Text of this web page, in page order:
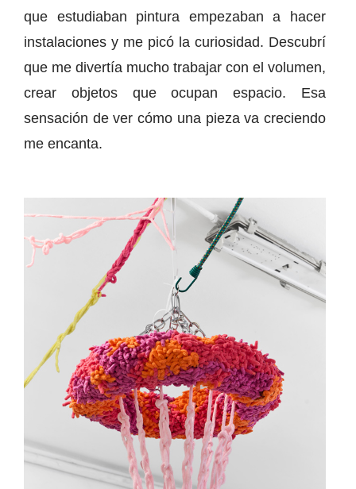
que estudiaban pintura empezaban a hacer
instalaciones y me picó la curiosidad. Descubrí
que me divertía mucho trabajar con el volumen,
crear objetos que ocupan espacio. Esa
sensación de ver cómo una pieza va creciendo
me encanta.